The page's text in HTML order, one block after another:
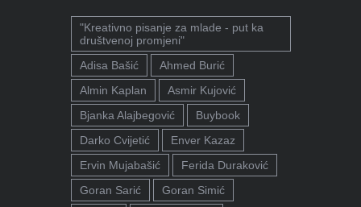
"Kreativno pisanje za mlade - put ka
društvenoj promjeni"
Adisa Bašić
Ahmed Burić
Almin Kaplan
Asmir Kujović
Bjanka Alajbegović
Buybook
Darko Cvijetić
Enver Kazaz
Ervin Mujabašić
Ferida Duraković
Goran Sarić
Goran Simić